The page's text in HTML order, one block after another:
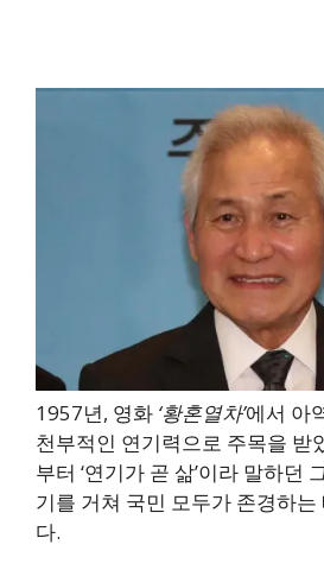
1957년, 영화 ‘황혼열차’에서 아
천부적인 연기력으로 주목을 받
부터 ‘연기가 곧 삶’이라 말하던
기를 거쳐 국민 모두가 존경하
다.